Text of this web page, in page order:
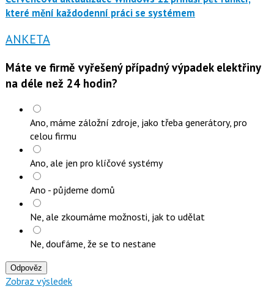
které mění každodenní práci se systémem
ANKETA
Máte ve firmě vyřešený případný výpadek elektřiny
na déle než 24 hodin?
Ano, máme záložní zdroje, jako třeba generátory, pro
celou firmu
Ano, ale jen pro klíčové systémy
Ano - půjdeme domů
Ne, ale zkoumáme možnosti, jak to udělat
Ne, doufáme, že se to nestane
Odpověz
Zobraz výsledek